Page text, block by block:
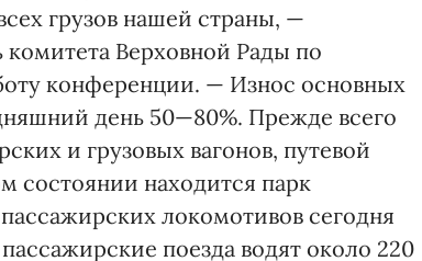
грузов нашей страны, —
Верховной Рады по
конференции. — Износ основных
день 50—80%. Прежде всего
и грузовых вагонов, путевой
состоянии находится парк
локомотивов сегодня
поезда водят около 220